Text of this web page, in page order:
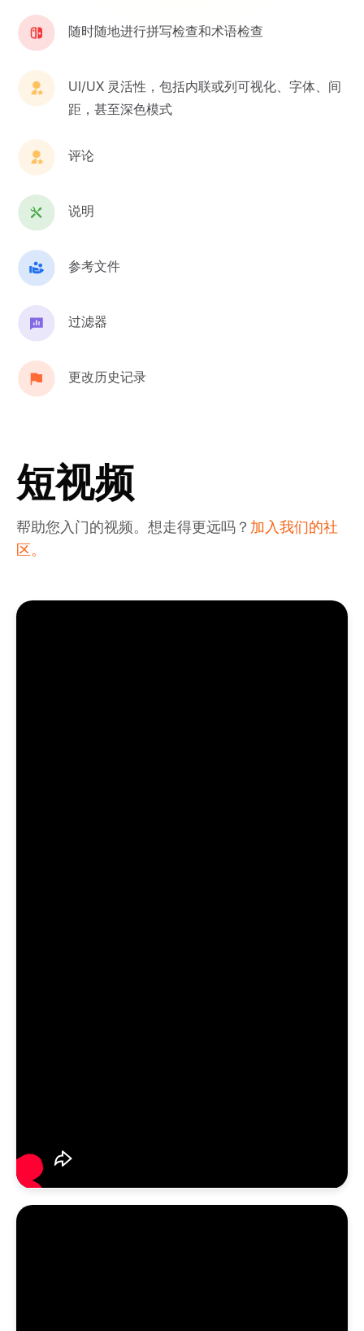
随时随地进行拼写检查和术语检查
UI/UX 灵活性，包括内联或列可视化、字体、间
距，甚至深色模式
评论
说明
参考文件
过滤器
更改历史记录
短视频
帮助您入门的视频。想走得更远吗？ 加入我们的社
区。